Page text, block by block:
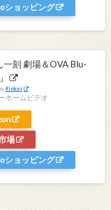
ショッピング
一刻 劇場＆OVA Blu-
Rinker
ホームビデオ
場
ショッピング